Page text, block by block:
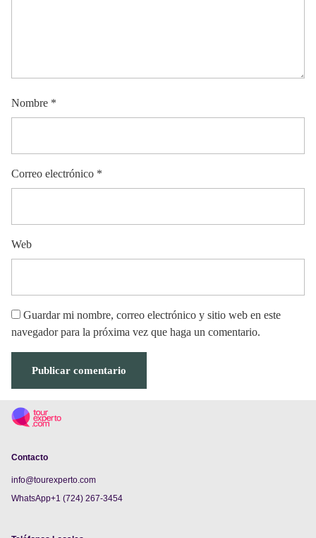
Nombre *
Correo electrónico *
Web
Guardar mi nombre, correo electrónico y sitio web en este
navegador para la próxima vez que haga un comentario.
Contacto
info@tourexperto.com
WhatsApp+1 (724) 267-3454